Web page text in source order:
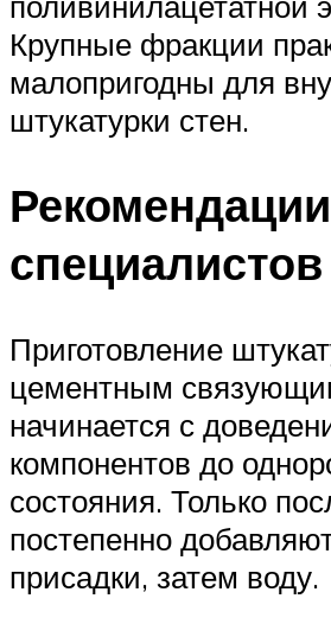
Крупные фракции
малопригодны для
штукатурки стен.
специалистов
Приготовление
цементным
начинается с
компонентов до
состояния. Только
постепенно
присадки, затем воду.